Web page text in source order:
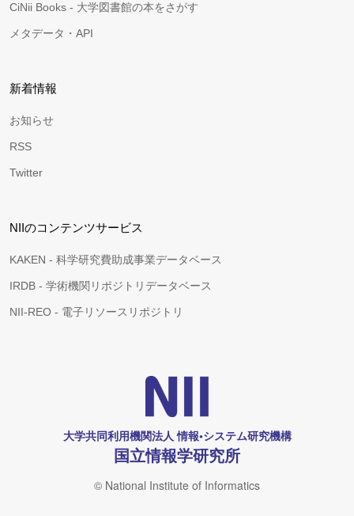
CiNii Books - 大学図書館の本をさがす
メタデータ・API
新着情報
お知らせ
RSS
Twitter
NIIのコンテンツサービス
KAKEN - 科学研究費助成事業データベース
IRDB - 学術機関リポジトリデータベース
NII-REO - 電子リソースリポジトリ
大学共同利用機関法人 情報•システム研究機構
国立情報学研究所
© National Institute of Informatics